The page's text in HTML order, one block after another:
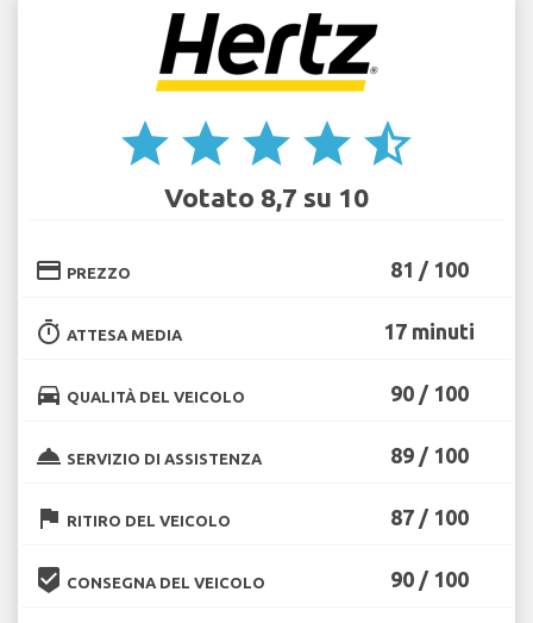
star star star star star_half
Votato 8,7 su 10
credit_card PREZZO 81 / 100
timer ATTESA MEDIA 17 minuti
directions_car QUALITÀ DEL VEICOLO 90 / 100
room_service SERVIZIO DI ASSISTENZA 89 / 100
flag RITIRO DEL VEICOLO 87 / 100
beenhere CONSEGNA DEL VEICOLO 90 / 100